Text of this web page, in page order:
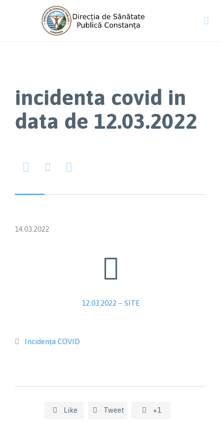

incidenta covid in
data de 12.03.2022
  
14.03.2022

12.03.2022 – SITE
 Category
Incidența COVID
 Like  Tweet  +1